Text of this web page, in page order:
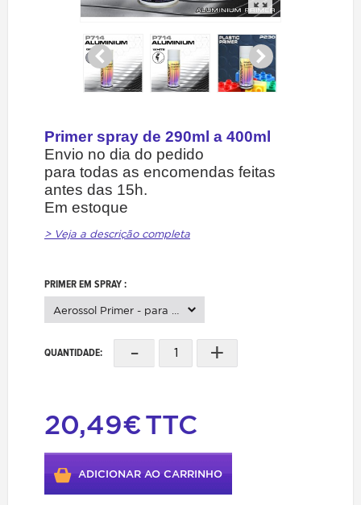
Primer spray de 290ml a 400ml
Envio no dia do pedido
para todas as encomendas feitas
antes das 15h.
Em estoque
> Veja a descrição completa
PRIMER EM SPRAY :
Aerossol Primer - para Alumínio -BRANCO-
QUANTIDADE: - +
20,49€TTC
ADICIONAR AO CARRINHO